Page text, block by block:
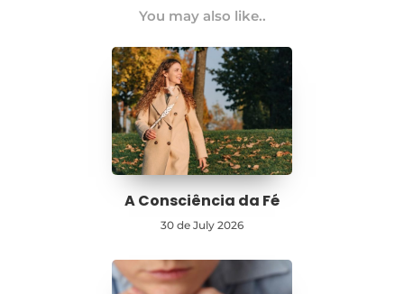
You may also like..
A Consciência da Fé
30 de July 2026